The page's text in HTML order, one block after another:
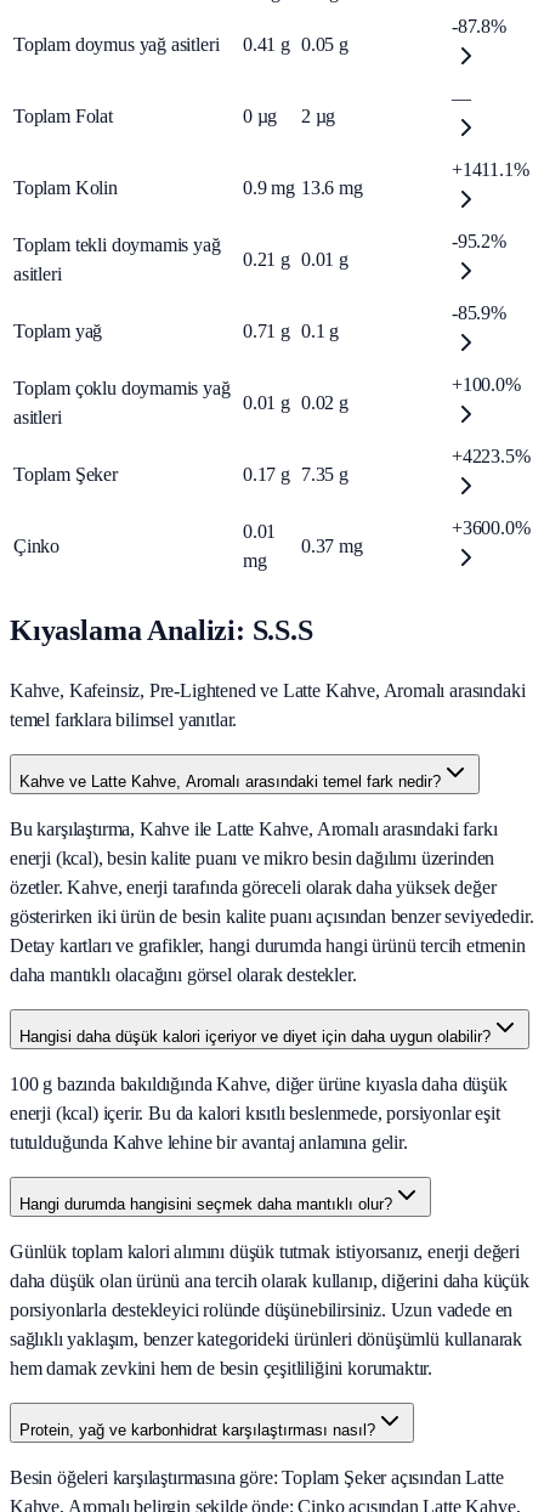
Toplam doymus yağ asitleri 0.41 g 0.05 g
-87.8%
Toplam Folat 0 µg 2 µg
—
Toplam Kolin 0.9 mg 13.6 mg
+1411.1%
Toplam tekli doymamis yağ
asitleri
0.21 g 0.01 g
-95.2%
Toplam yağ 0.71 g 0.1 g
-85.9%
Toplam çoklu doymamis yağ
asitleri
0.01 g 0.02 g
+100.0%
Toplam Şeker 0.17 g 7.35 g
+4223.5%
Çinko
0.01
mg
0.37 mg
+3600.0%
Kıyaslama Analizi: S.S.S
Kahve, Kafeinsiz, Pre-Lightened ve Latte Kahve, Aromalı arasındaki
temel farklara bilimsel yanıtlar.
Kahve ve Latte Kahve, Aromalı arasındaki temel fark nedir?
Bu karşılaştırma, Kahve ile Latte Kahve, Aromalı arasındaki farkı
enerji (kcal), besin kalite puanı ve mikro besin dağılımı üzerinden
özetler. Kahve, enerji tarafında göreceli olarak daha yüksek değer
gösterirken iki ürün de besin kalite puanı açısından benzer seviyededir.
Detay kartları ve grafikler, hangi durumda hangi ürünü tercih etmenin
daha mantıklı olacağını görsel olarak destekler.
Hangisi daha düşük kalori içeriyor ve diyet için daha uygun olabilir?
100 g bazında bakıldığında Kahve, diğer ürüne kıyasla daha düşük
enerji (kcal) içerir. Bu da kalori kısıtlı beslenmede, porsiyonlar eşit
tutulduğunda Kahve lehine bir avantaj anlamına gelir.
Hangi durumda hangisini seçmek daha mantıklı olur?
Günlük toplam kalori alımını düşük tutmak istiyorsanız, enerji değeri
daha düşük olan ürünü ana tercih olarak kullanıp, diğerini daha küçük
porsiyonlarla destekleyici rolünde düşünebilirsiniz. Uzun vadede en
sağlıklı yaklaşım, benzer kategorideki ürünleri dönüşümlü kullanarak
hem damak zevkini hem de besin çeşitliliğini korumaktır.
Protein, yağ ve karbonhidrat karşılaştırması nasıl?
Besin öğeleri karşılaştırmasına göre: Toplam Şeker açısından Latte
Kahve, Aromalı belirgin şekilde önde; Çinko açısından Latte Kahve,